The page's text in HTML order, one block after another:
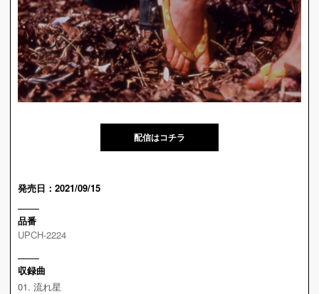
配信はコチラ
発売日：2021/09/15
品番
UPCH-2224
収録曲
01. 流れ星